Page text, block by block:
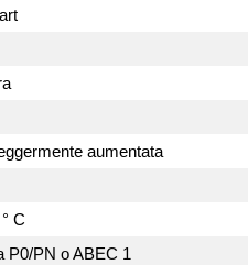
aumentata
C
P0/PN o ABEC 1